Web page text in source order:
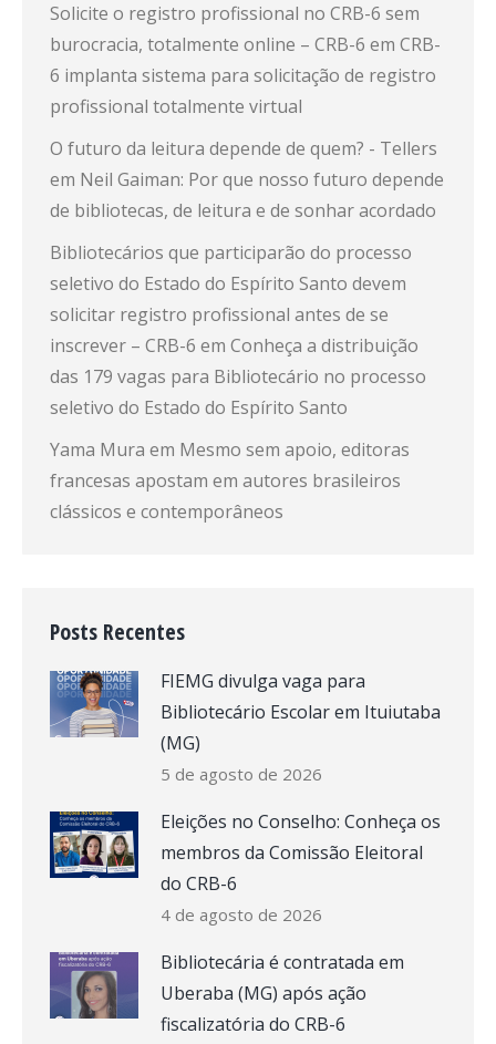
Solicite o registro profissional no CRB-6 sem
burocracia, totalmente online – CRB-6 em CRB-
6 implanta sistema para solicitação de registro
profissional totalmente virtual
O futuro da leitura depende de quem? - Tellers
em Neil Gaiman: Por que nosso futuro depende
de bibliotecas, de leitura e de sonhar acordado
Bibliotecários que participarão do processo
seletivo do Estado do Espírito Santo devem
solicitar registro profissional antes de se
inscrever – CRB-6 em Conheça a distribuição
das 179 vagas para Bibliotecário no processo
seletivo do Estado do Espírito Santo
Yama Mura em Mesmo sem apoio, editoras
francesas apostam em autores brasileiros
clássicos e contemporâneos
Posts Recentes
FIEMG divulga vaga para
Bibliotecário Escolar em Ituiutaba
(MG)
5 de agosto de 2026
Eleições no Conselho: Conheça os
membros da Comissão Eleitoral
do CRB-6
4 de agosto de 2026
Bibliotecária é contratada em
Uberaba (MG) após ação
fiscalizatória do CRB-6